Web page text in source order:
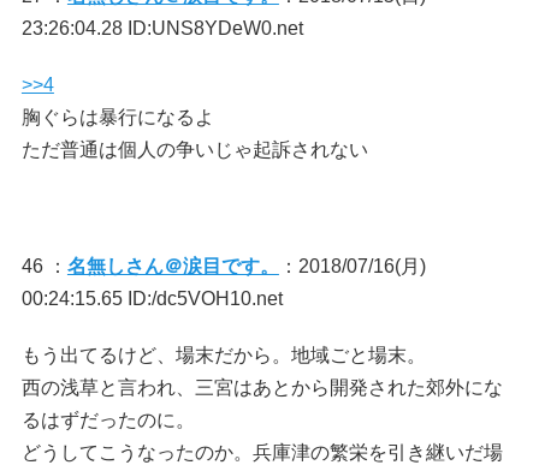
23:26:04.28 ID:UNS8YDeW0.net
>>4
胸ぐらは暴行になるよ
ただ普通は個人の争いじゃ起訴されない
46 ： 名無しさん＠涙目です。
：2018/07/16(月)
00:24:15.65 ID:/dc5VOH10.net
もう出てるけど、場末だから。地域ごと場末。
西の浅草と言われ、三宮はあとから開発された郊外にな
るはずだったのに。
どうしてこうなったのか。兵庫津の繁栄を引き継いだ場